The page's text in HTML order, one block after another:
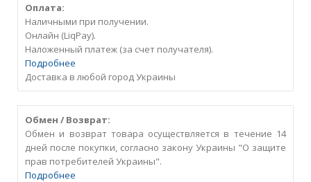
Оплата:
Наличными при получении.
Онлайн (LiqPay).
Наложенный платеж (за счет получателя).
Подробнее
Доставка в любой город Украины
Обмен / Возврат:
Обмен и возврат товара осуществляется в течение 14
дней после покупки, согласно закону Украины "О защите
прав потребителей Украины".
Подробнее